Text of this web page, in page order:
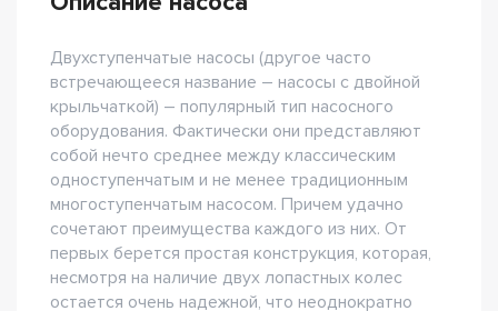
Двухступенчатые насосы (другое часто
встречающееся название – насосы с двойной
крыльчаткой) – популярный тип насосного
оборудования. Фактически они представляют
собой нечто среднее между классическим
одноступенчатым и не менее традиционным
многоступенчатым насосом. Причем удачно
сочетают преимущества каждого из них. От
первых берется простая конструкция, которая,
несмотря на наличие двух лопастных колес
остается очень надежной, что неоднократно